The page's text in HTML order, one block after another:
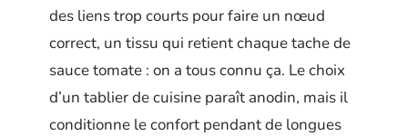
des liens trop courts pour faire un nœud
correct, un tissu qui retient chaque tache de
sauce tomate : on a tous connu ça. Le choix
d’un tablier de cuisine paraît anodin, mais il
conditionne le confort pendant de longues